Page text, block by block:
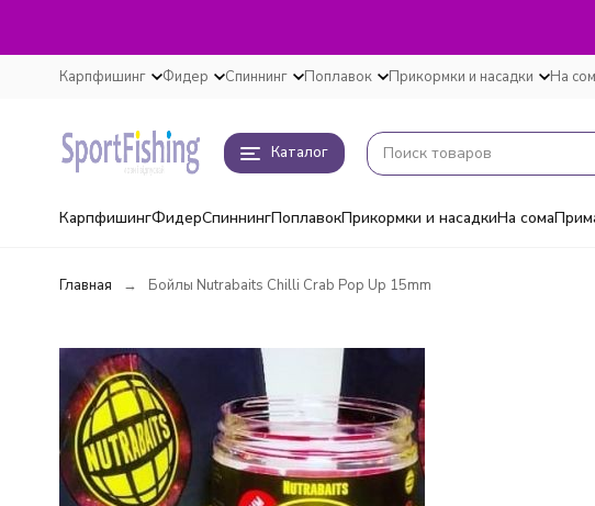
Карпфишинг Фидер Спиннинг Поплавок Прикормки и насадки На
Каталог
КарпфишингФидерСпиннингПоплавокПрикормки и насадкиНа сома
Главная Бойлы Nutrabaits Chilli Crab Pop Up 15mm